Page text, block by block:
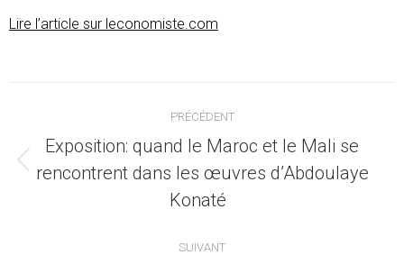
Lire l’article sur leconomiste.com
article
PRÉCÉDENT
Article
précédent
Exposition: quand le Maroc et le Mali se
rencontrent dans les œuvres d’Abdoulaye
Konaté
SUIVANT